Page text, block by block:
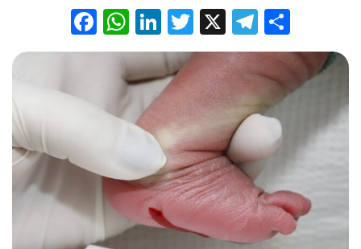
Facebook
WhatsApp
LinkedIn
Twitter
X